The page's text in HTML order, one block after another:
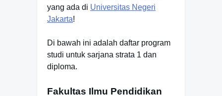
yang ada di Universitas Negeri
Jakarta!
Di bawah ini adalah daftar program
studi untuk sarjana strata 1 dan
diploma.
Fakultas Ilmu Pendidikan